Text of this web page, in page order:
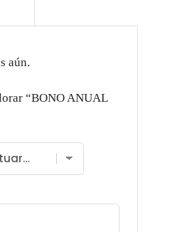
aún.
“BONO ANUAL